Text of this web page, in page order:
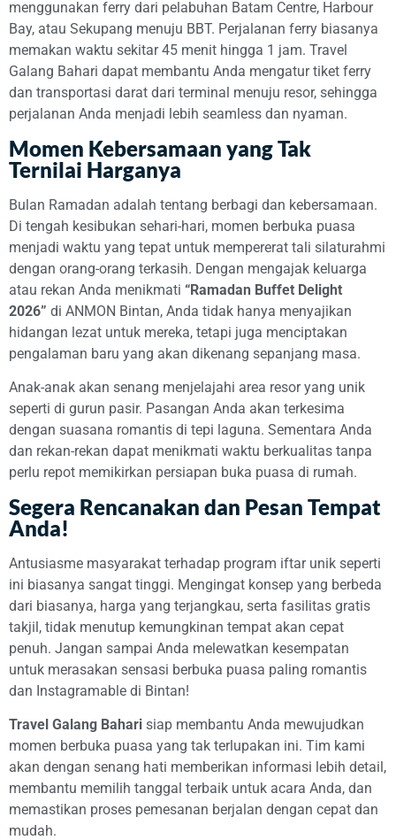
menggunakan ferry dari pelabuhan Batam Centre, Harbour
Bay, atau Sekupang menuju BBT. Perjalanan ferry biasanya
memakan waktu sekitar 45 menit hingga 1 jam. Travel
Galang Bahari dapat membantu Anda mengatur tiket ferry
dan transportasi darat dari terminal menuju resor, sehingga
perjalanan Anda menjadi lebih seamless dan nyaman.
Momen Kebersamaan yang Tak
Ternilai Harganya
Bulan Ramadan adalah tentang berbagi dan kebersamaan.
Di tengah kesibukan sehari-hari, momen berbuka puasa
menjadi waktu yang tepat untuk mempererat tali silaturahmi
dengan orang-orang terkasih. Dengan mengajak keluarga
atau rekan Anda menikmati “Ramadan Buffet Delight
2026” di ANMON Bintan, Anda tidak hanya menyajikan
hidangan lezat untuk mereka, tetapi juga menciptakan
pengalaman baru yang akan dikenang sepanjang masa.
Anak-anak akan senang menjelajahi area resor yang unik
seperti di gurun pasir. Pasangan Anda akan terkesima
dengan suasana romantis di tepi laguna. Sementara Anda
dan rekan-rekan dapat menikmati waktu berkualitas tanpa
perlu repot memikirkan persiapan buka puasa di rumah.
Segera Rencanakan dan Pesan Tempat
Anda!
Antusiasme masyarakat terhadap program iftar unik seperti
ini biasanya sangat tinggi. Mengingat konsep yang berbeda
dari biasanya, harga yang terjangkau, serta fasilitas gratis
takjil, tidak menutup kemungkinan tempat akan cepat
penuh. Jangan sampai Anda melewatkan kesempatan
untuk merasakan sensasi berbuka puasa paling romantis
dan Instagramable di Bintan!
Travel Galang Bahari siap membantu Anda mewujudkan
momen berbuka puasa yang tak terlupakan ini. Tim kami
akan dengan senang hati memberikan informasi lebih detail,
membantu memilih tanggal terbaik untuk acara Anda, dan
memastikan proses pemesanan berjalan dengan cepat dan
mudah.